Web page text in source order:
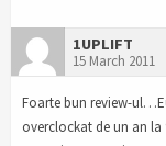
1UPLIFT
15 March 2011
Foarte bun review-
overclockat de un an la